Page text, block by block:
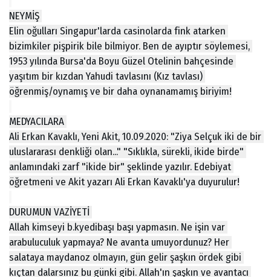
NEYMİŞ
Elin oğulları Singapur'larda casinolarda fink atarken
bizimkiler pişpirik bile bilmiyor. Ben de ayıptır söylemesi,
1953 yılında Bursa'da Boyu Güzel Otelinin bahçesinde
yaşıtım bir kızdan Yahudi tavlasını (Kız tavlası)
öğrenmiş/oynamış ve bir daha oynanamamış biriyim!
MEDYACILARA
Ali Erkan Kavaklı, Yeni Akit, 10.09.2020: "Ziya Selçuk iki de bir
uluslararası denkliği olan..." "Sıklıkla, sürekli, ikide birde"
anlamındaki zarf "ikide bir" şeklinde yazılır. Edebiyat
öğretmeni ve Akit yazarı Ali Erkan Kavaklı'ya duyurulur!
DURUMUN VAZİYETİ
Allah kimseyi b.kyedibaşı başı yapmasın. Ne işin var
arabuluculuk yapmaya? Ne avanta umuyordunuz? Her
salataya maydanoz olmayın, gün gelir şaşkın ördek gibi
kıçtan dalarsınız bu günki gibi. Allah'ın şaşkın ve avantacı